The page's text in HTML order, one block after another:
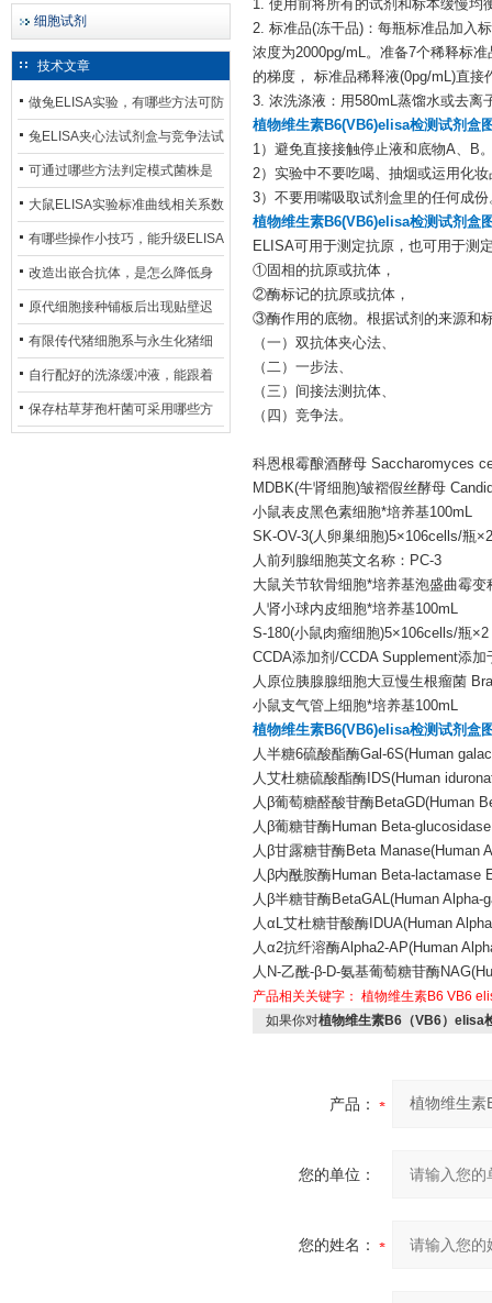
细胞试剂
技术文章
做兔ELISA实验，有哪些方法可防
止平台效应发生？
兔ELISA夹心法试剂盒与竞争法试
剂盒，适用检测场景存在哪些差
异？
可通过哪些方法判定模式菌株是
否存在杂菌污染？
大鼠ELISA实验标准曲线相关系数
偏低，可从哪些维度开展问题排
查？
有哪些操作小技巧，能升级ELISA
的LOD与LOQ性能？
改造出嵌合抗体，是怎么降低身
体生成抗鼠抗体（HAMA）的？
原代细胞接种铺板后出现贴壁迟
缓、悬浮细胞数量偏多的现象的
主要诱因
有限传代猪细胞系与永生化猪细
胞系，二者在增殖存活周期上有
什么区别？
自行配好的洗涤缓冲液，能跟着
试剂盒原装干粉放一处储存吗？
保存枯草芽孢杆菌可采用哪些方
1. 使用前将所有的试剂和标本缓慢均
2. 标准品(冻干品)：每瓶标准品加入
浓度为2000pg/mL。准备7个稀释标
的梯度， 标准品稀释液(0pg/mL)直
3. 浓洗涤液：用580mL蒸馏水或去离
植物维生素B6(VB6)elisa检测试剂盒
1）避免直接接触停止液和底物A、B
2）实验中不要吃喝、抽烟或运用化妆
3）不要用嘴吸取试剂盒里的任何成份
植物维生素B6(VB6)elisa检测试剂盒
ELISA可用于测定抗原，也可用于测
①固相的抗原或抗体，
②酶标记的抗原或抗体，
③酶作用的底物。根据试剂的来源和
（一）双抗体夹心法、
（二）一步法、
（三）间接法测抗体、
（四）竞争法。
科恩根霉酿酒酵母 Saccharomyces
MDBK(牛肾细胞)皱褶假丝酵母
小鼠表皮黑色素细胞*培养基100mL
SK-OV-3(人卵巢细胞)5×106cells/瓶×2
人前列腺细胞英文名称：PC-3
大鼠关节软骨细胞*培养基泡盛曲霉
人肾小球内皮细胞*培养基100mL
S-180(小鼠肉瘤细胞)5×106cells/瓶×2
CCDA添加剂/CCDA Supplement添
人原位胰腺腺细胞大豆慢生根瘤菌
小鼠支气管上细胞*培养基100mL
植物维生素B6(VB6)elisa检测试剂盒
人半糖6硫酸酯酶Gal-6S(Human
人艾杜糖硫酸酯酶IDS(Human
人β葡萄糖醛酸苷酶BetaGD(Human
人β葡糖苷酶Human Beta-
人β甘露糖苷酶Beta Manase(Human
人β内酰胺酶Human Beta-lactamase
人β半糖苷酶BetaGAL(Human
人αL艾杜糖苷酸酶IDUA(Human
人α2抗纤溶酶Alpha2-AP(Human
人N-乙酰-β-D-氨基葡萄糖苷酶
产品相关关键字： 植物维生素B6 VB6
如果你对植物维生素B6（VB6）elisa
产品：
您的单位：
您的姓名：